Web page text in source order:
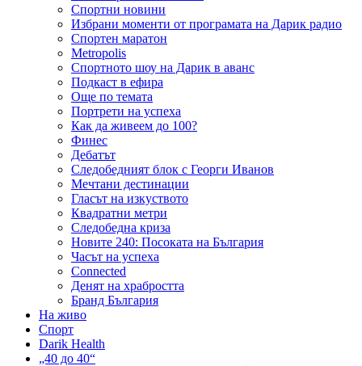
Спортни новини
Избрани моменти от програмата на Дарик радио
Спортен маратон
Metropolis
Спортното шоу на Дарик в аванс
Подкаст в ефира
Още по темата
Портрети на успеха
Как да живеем до 100?
Финес
Дебатът
Следобедният блок с Георги Иванов
Мечтани дестинации
Гласът на изкуството
Квадратни метри
Следобедна криза
Новите 240: Посоката на България
Часът на успеха
Connected
Денят на храбростта
Бранд България
На живо
Спорт
Darik Health
„40 до 40“